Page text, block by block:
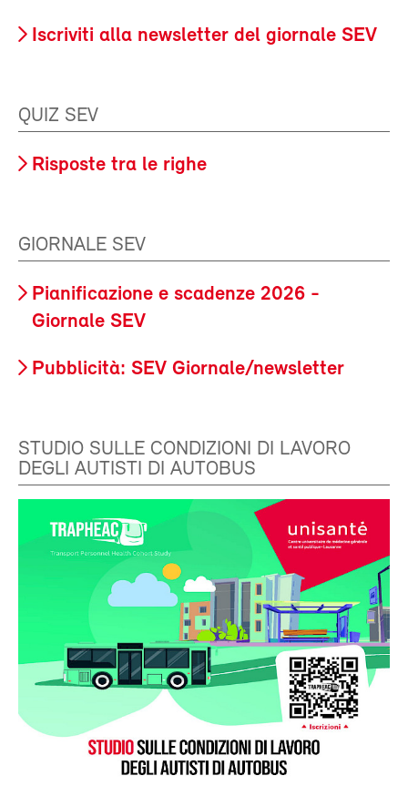
Iscriviti alla newsletter del giornale SEV
QUIZ SEV
Risposte tra le righe
GIORNALE SEV
Pianificazione e scadenze 2026 -
Giornale SEV
Pubblicità: SEV Giornale/newsletter
STUDIO SULLE CONDIZIONI DI LAVORO
DEGLI AUTISTI DI AUTOBUS